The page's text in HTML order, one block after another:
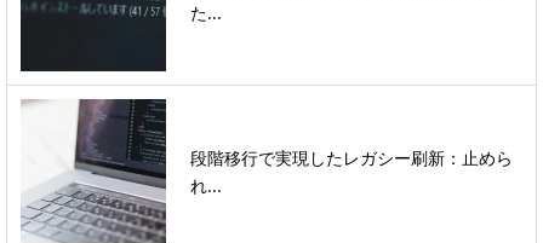
た...
段階移行で実現したレガシー刷新：止めら
れ...